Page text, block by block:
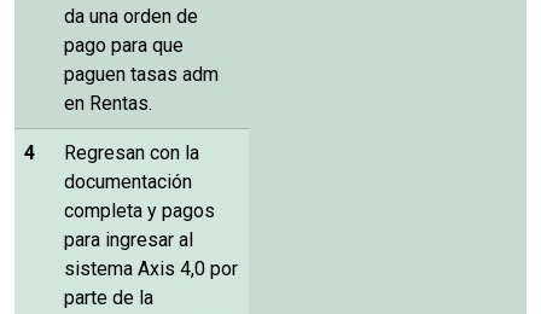
da una orden de
pago para que
paguen tasas adm
en Rentas.
4
Regresan con la
documentación
completa y pagos
para ingresar al
sistema Axis 4,0 por
parte de la